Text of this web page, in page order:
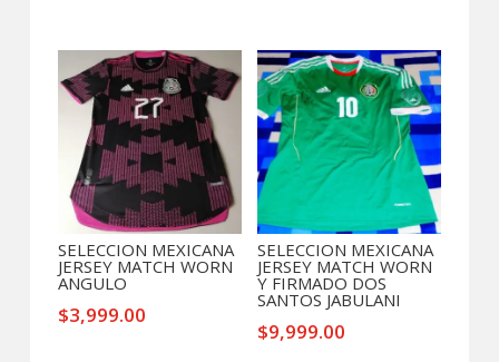
SELECCION MEXICANA
JERSEY MATCH WORN
ANGULO
$3,999.00
SELECCION MEXICANA
JERSEY MATCH WORN
Y FIRMADO DOS
SANTOS JABULANI
$9,999.00